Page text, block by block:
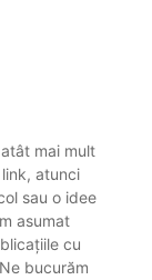
mai mult
atunci
sau o idee
asumat
cu
bucurăm